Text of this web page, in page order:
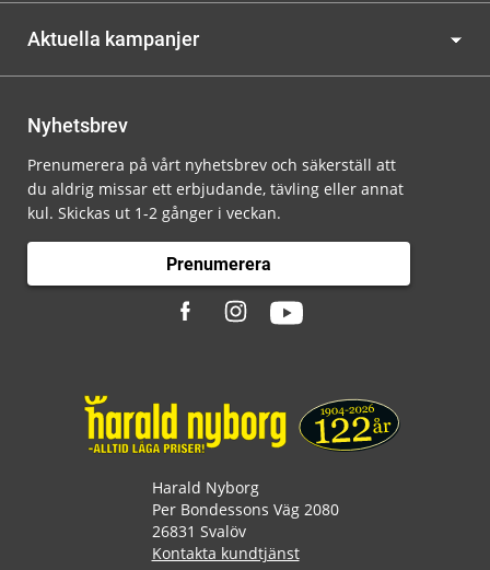
Aktuella kampanjer
Nyhetsbrev
Prenumerera på vårt nyhetsbrev och säkerställ att
du aldrig missar ett erbjudande, tävling eller annat
kul. Skickas ut 1-2 gånger i veckan.
Prenumerera
Harald Nyborg
Per Bondessons Väg 2080
26831 Svalöv
Kontakta kundtjänst